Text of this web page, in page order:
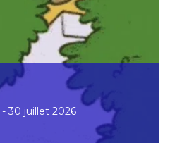
- 30 juillet 2026